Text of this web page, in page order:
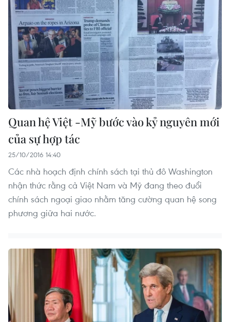
Quan hệ Việt -Mỹ bước vào kỷ nguyên mới
của sự hợp tác
25/10/2016 14:40
Các nhà hoạch định chính sách tại thủ đô Washington
nhận thức rằng cả Việt Nam và Mỹ đang theo đuổi
chính sách ngoại giao nhằm tăng cường quan hệ song
phương giữa hai nước.